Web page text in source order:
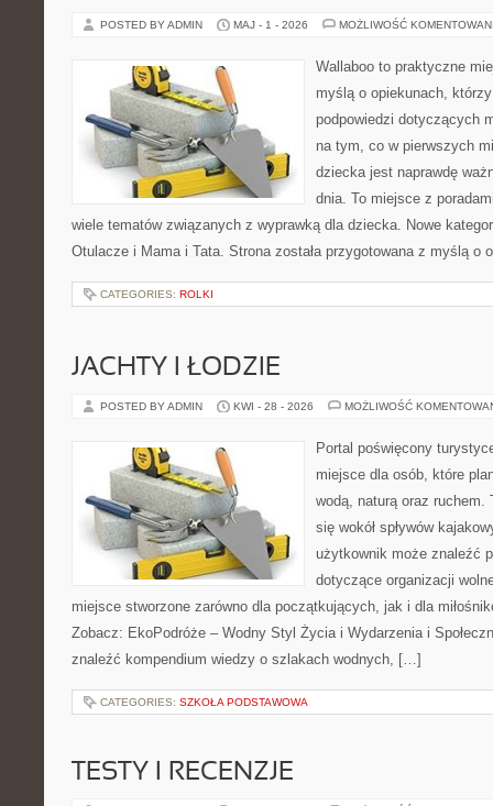
POSTED BY ADMIN MAJ - 1 - 2026 MOŻLIWOŚĆ
Wallaboo to praktyczne
myślą o opiekunach,
podpowiedzi dotyczących
na tym, co w pierwszych
dziecka jest naprawdę
dnia. To miejsce z
wiele tematów związanych z wyprawką dla dziecka. Nowe
Otulacze i Mama i Tata. Strona została przygotowana z myślą o
CATEGORIES: ROLKI
JACHTY I ŁODZIE
POSTED BY ADMIN KWI - 28 - 2026 MOŻLIWOŚĆ
Portal poświęcony
miejsce dla osób, które
wodą, naturą oraz ruchem.
się wokół spływów
użytkownik może znaleźć
dotyczące organizacji
miejsce stworzone zarówno dla początkujących, jak i dla
Zobacz: EkoPodróże – Wodny Styl Życia i Wydarzenia i
znaleźć kompendium wiedzy o szlakach wodnych, […]
CATEGORIES: SZKOŁA PODSTAWOWA
TESTY I RECENZJE